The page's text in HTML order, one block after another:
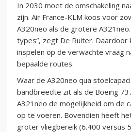
In 2030 moet de omschakeling
zijn. Air France-KLM koos voor
A320neo als de grotere
types”, zegt De Ruiter. Daardoor
inspelen op de verwachte vraag
bepaalde routes.
Waar de A320neo qua
bandbreedte zit als de Boeing
A321neo de mogelijkheid om de
op te voeren. Bovendien heeft
groter vliegbereik (6.400 versus